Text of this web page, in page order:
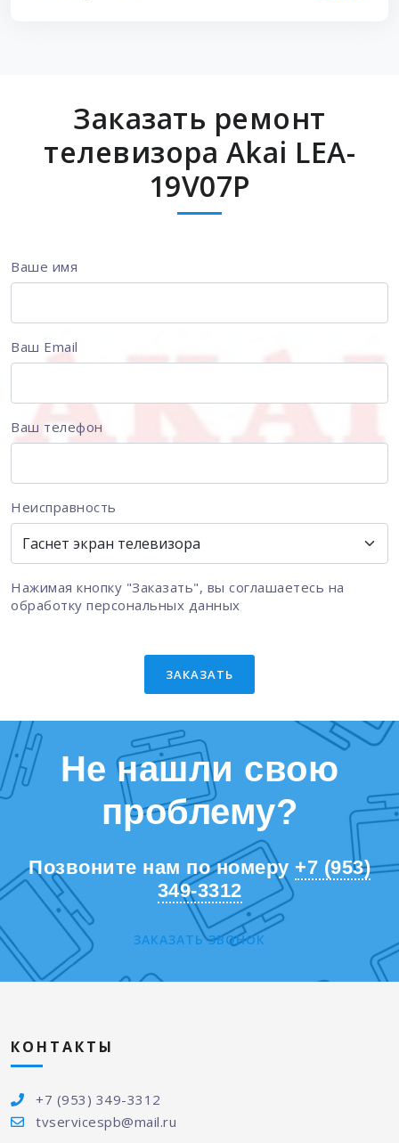
Заказать ремонт
телевизора Akai LEA-
19V07P
Ваше имя
Ваш Email
Ваш телефон
Неисправность
Нажимая кнопку "Заказать", вы соглашаетесь на
обработку персональных данных
ЗАКАЗАТЬ
Не нашли свою
проблему?
Позвоните нам по номеру +7 (953)
349-3312
ЗАКАЗАТЬ ЗВОНОК
КОНТАКТЫ
+7 (953) 349-3312
tvservicespb@mail.ru